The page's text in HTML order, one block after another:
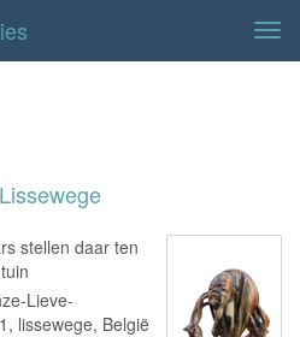
stellen daar ten
Lieve-
lissewege, België